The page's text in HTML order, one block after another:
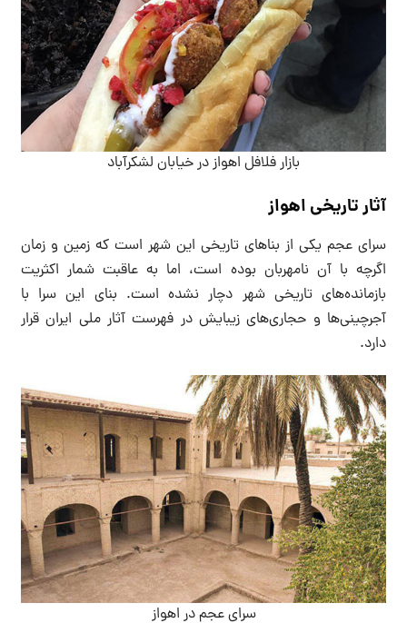
بازار فلافل اهواز در خیابان لشکرآباد
آثار تاریخی اهواز
سرای عجم یکی از بناهای تاریخی این شهر است که زمین و زمان
اگرچه با آن نامهربان بوده است، اما به عاقبت شمار اکثریت
بازمانده‌های تاریخی شهر دچار نشده است. بنای این سرا با
آجرچینی‌ها و حجاری‌های زیبایش در فهرست آثار ملی ایران قرار
دارد.
سرای عجم در اهواز